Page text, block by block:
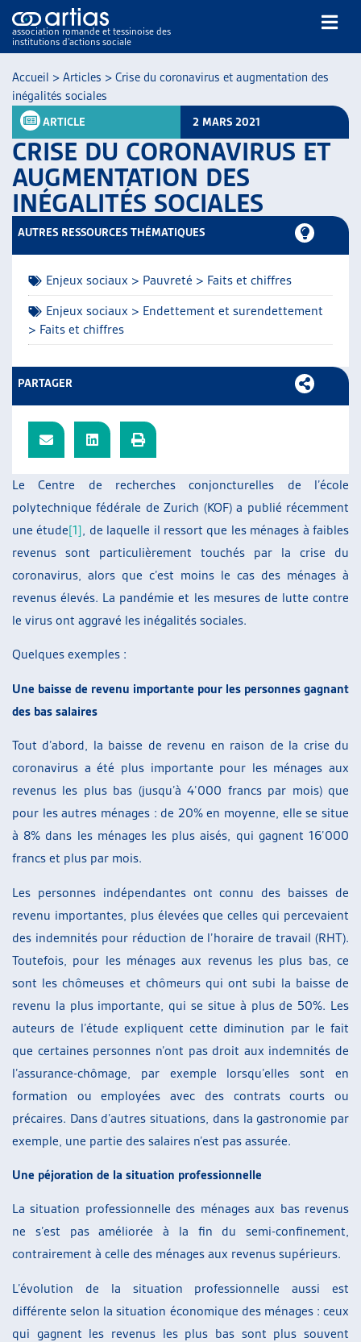
association romande et tessinoise des
institutions d’actions sociale
NOS PUBLICATIONS
ARTICLES
RESSOURCES
THÉMATIQUES
GUIDE SOCIAL ROMAND
ARTIAS
JOURNÉES D’AUTOMNE
Accueil > Articles > Crise du coronavirus et augmentation des
inégalités sociales
ARTICLE 2 MARS 2021
CRISE DU CORONAVIRUS ET
AUGMENTATION DES
INÉGALITÉS SOCIALES
Le Centre de recherches conjoncturelles de l’école
polytechnique fédérale de Zurich (KOF) a publié récemment
une étude[1], de laquelle il ressort que les ménages à faibles
revenus sont particulièrement touchés par la crise du
coronavirus, alors que c’est moins le cas des ménages à
revenus élevés. La pandémie et les mesures de lutte contre
le virus ont aggravé les inégalités sociales.
Quelques exemples :
Une baisse de revenu importante pour les personnes gagnant
des bas salaires
Tout d’abord, la baisse de revenu en raison de la crise du
coronavirus a été plus importante pour les ménages aux
revenus les plus bas (jusqu’à 4’000 francs par mois) que
pour les autres ménages : de 20% en moyenne, elle se situe
à 8% dans les ménages les plus aisés, qui gagnent 16’000
francs et plus par mois.
Les personnes indépendantes ont connu des baisses de
revenu importantes, plus élevées que celles qui percevaient
des indemnités pour réduction de l’horaire de travail (RHT).
Toutefois, pour les ménages aux revenus les plus bas, ce
sont les chômeuses et chômeurs qui ont subi la baisse de
revenu la plus importante, qui se situe à plus de 50%. Les
auteurs de l’étude expliquent cette diminution par le fait
que certaines personnes n’ont pas droit aux indemnités de
l’assurance-chômage, par exemple lorsqu’elles sont en
formation ou employées avec des contrats courts ou
précaires. Dans d’autres situations, dans la gastronomie par
exemple, une partie des salaires n’est pas assurée.
Une péjoration de la situation professionnelle
La situation professionnelle des ménages aux bas revenus
ne s’est pas améliorée à la fin du semi-confinement,
contrairement à celle des ménages aux revenus supérieurs.
L’évolution de la situation professionnelle aussi est
différente selon la situation économique des ménages : ceux
qui gagnent les revenus les plus bas sont plus souvent
AUTRES RESSOURCES THÉMATIQUES
Enjeux sociaux > Pauvreté > Faits et chiffres
Enjeux sociaux > Endettement et surendettement
> Faits et chiffres
PARTAGER